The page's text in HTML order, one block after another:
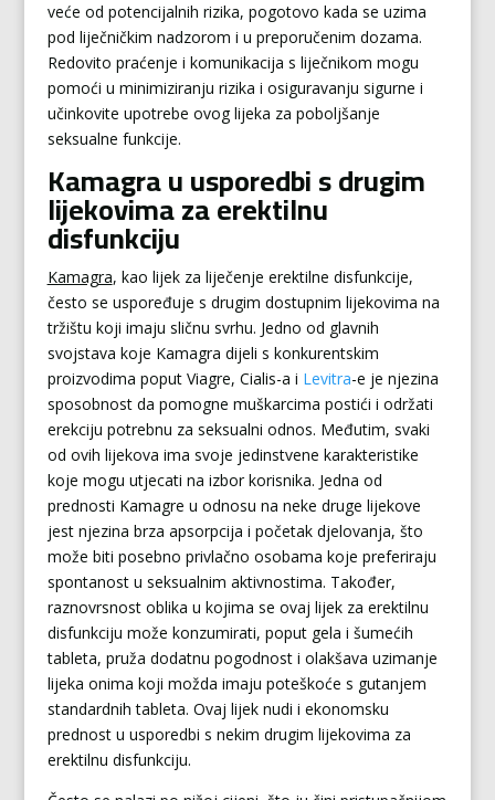
veće od potencijalnih rizika, pogotovo kada se uzima
pod liječničkim nadzorom i u preporučenim dozama.
Redovito praćenje i komunikacija s liječnikom mogu
pomoći u minimiziranju rizika i osiguravanju sigurne i
učinkovite upotrebe ovog lijeka za poboljšanje
seksualne funkcije.
Kamagra u usporedbi s drugim
lijekovima za erektilnu
disfunkciju
Kamagra, kao lijek za liječenje erektilne disfunkcije,
često se uspoređuje s drugim dostupnim lijekovima na
tržištu koji imaju sličnu svrhu. Jedno od glavnih
svojstava koje Kamagra dijeli s konkurentskim
proizvodima poput Viagre, Cialis-a i Levitra-e je njezina
sposobnost da pomogne muškarcima postići i održati
erekciju potrebnu za seksualni odnos. Međutim, svaki
od ovih lijekova ima svoje jedinstvene karakteristike
koje mogu utjecati na izbor korisnika. Jedna od
prednosti Kamagre u odnosu na neke druge lijekove
jest njezina brza apsorpcija i početak djelovanja, što
može biti posebno privlačno osobama koje preferiraju
spontanost u seksualnim aktivnostima. Također,
raznovrsnost oblika u kojima se ovaj lijek za erektilnu
disfunkciju može konzumirati, poput gela i šumećih
tableta, pruža dodatnu pogodnost i olakšava uzimanje
lijeka onima koji možda imaju poteškoće s gutanjem
standardnih tableta. Ovaj lijek nudi i ekonomsku
prednost u usporedbi s nekim drugim lijekovima za
erektilnu disfunkciju.